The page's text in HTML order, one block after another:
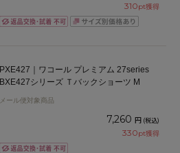
310pt獲得
PXE427｜ワコール プレミアム 27series
BXE427シリーズ Ｔバックショーツ M
メール便対象商品
7,260 円 (税込)
330pt獲得